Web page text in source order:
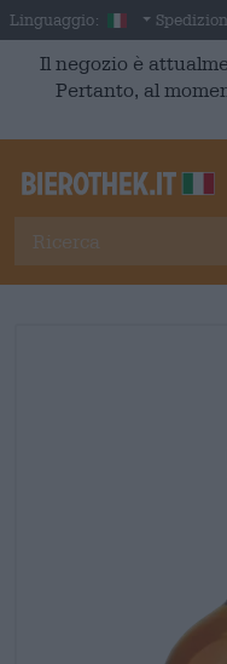
Skip to main content
Linguaggio: Italian
Il negozio è
Pertanto, al